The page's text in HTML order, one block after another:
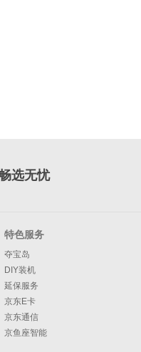
选无忧
特色服务
夺宝岛
DIY装机
延保服务
京东E卡
京东通信
京鱼座智能